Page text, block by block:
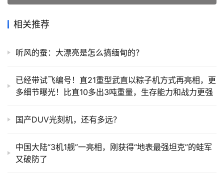
相关推荐
听风的蚕：大漂亮是怎么搞缅甸的？
已经带试飞编号！直21重型武直以粽子机方式再亮相，更
多细节曝光！比直10多出3吨重量，生存能力和战力更强
国产DUV光刻机，还有多远？
中国大陆“3机1舰”一亮相，刚获得“地表最强坦克”的蛙军
又破防了